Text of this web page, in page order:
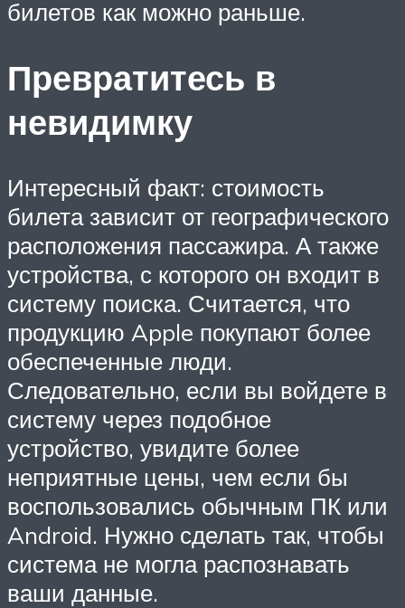
билетов как можно раньше.
Превратитесь в
невидимку
Интересный факт: стоимость
билета зависит от географического
расположения пассажира. А также
устройства, с которого он входит в
систему поиска. Считается, что
продукцию Apple покупают более
обеспеченные люди.
Следовательно, если вы войдете в
систему через подобное
устройство, увидите более
неприятные цены, чем если бы
воспользовались обычным ПК или
Android. Нужно сделать так, чтобы
система не могла распознавать
ваши данные.